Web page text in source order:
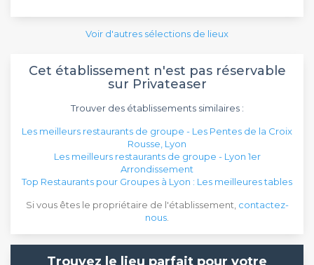
Voir d'autres sélections de lieux
Cet établissement n'est pas réservable
sur Privateaser
Trouver des établissements similaires :
Les meilleurs restaurants de groupe - Les Pentes de la Croix
Rousse, Lyon
Les meilleurs restaurants de groupe - Lyon 1er
Arrondissement
Top Restaurants pour Groupes à Lyon : Les meilleures tables
Si vous êtes le propriétaire de l'établissement, contactez-
nous
Trouvez le lieu parfait pour votre